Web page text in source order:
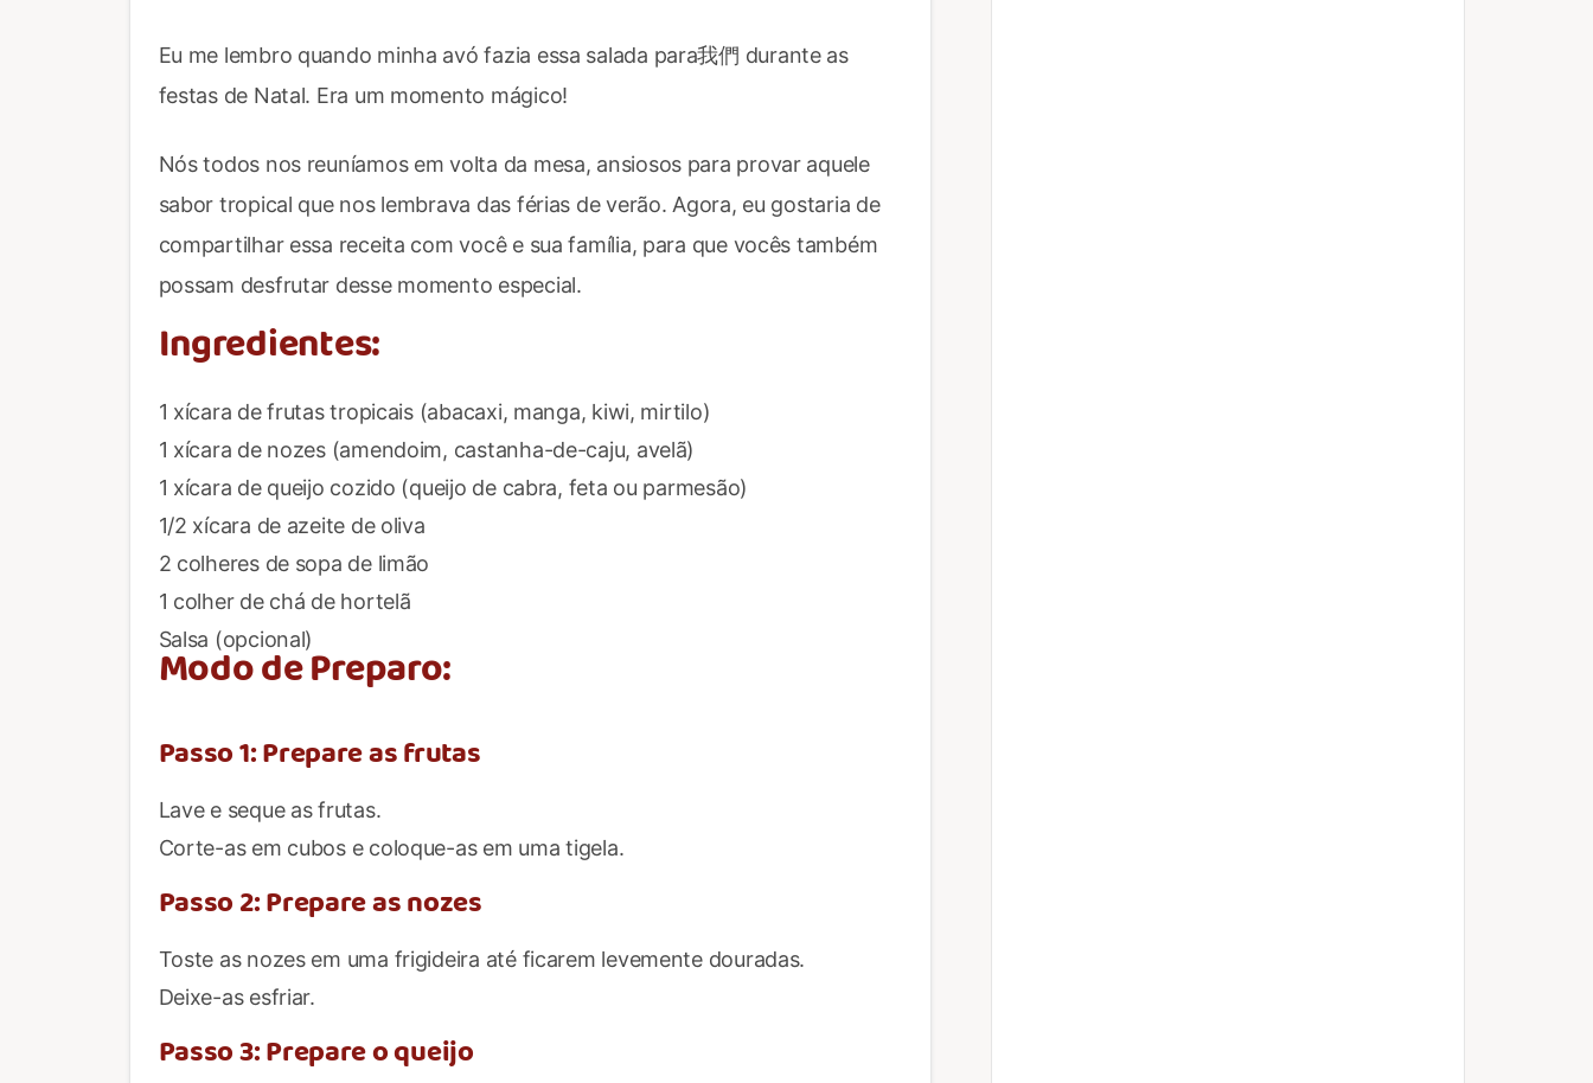
Eu me lembro quando minha avó fazia essa salada para我們 durante as
festas de Natal. Era um momento mágico!
Nós todos nos reuníamos em volta da mesa, ansiosos para provar aquele
sabor tropical que nos lembrava das férias de verão. Agora, eu gostaria de
compartilhar essa receita com você e sua família, para que vocês também
possam desfrutar desse momento especial.
Ingredientes:
1 xícara de frutas tropicais (abacaxi, manga, kiwi, mirtilo)
1 xícara de nozes (amendoim, castanha-de-caju, avelã)
1 xícara de queijo cozido (queijo de cabra, feta ou parmesão)
1/2 xícara de azeite de oliva
2 colheres de sopa de limão
1 colher de chá de hortelã
Salsa (opcional)
Modo de Preparo:
Passo 1: Prepare as frutas
Lave e seque as frutas.
Corte-as em cubos e coloque-as em uma tigela.
Passo 2: Prepare as nozes
Toste as nozes em uma frigideira até ficarem levemente douradas.
Deixe-as esfriar.
Passo 3: Prepare o queijo